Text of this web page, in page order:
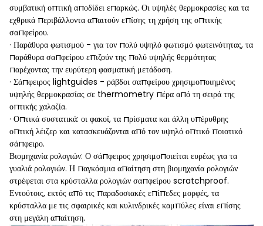
συμβατική οπτική αποδίδει επαρκώς. Οι υψηλές θερμοκρασίες και τα
εχθρικά περιβάλλοντα απαιτούν επίσης τη χρήση της οπτικής
σαπφείρου.
· Παράθυρα φωτισμού - για τον πολύ υψηλό φωτισμό φωτεινότητας, τα
παράθυρα σαπφείρου επιζούν της πολύ υψηλής θερμότητας
παρέχοντας την ευρύτερη φασματική μετάδοση.
· Σάπφειρος lightguides - ράβδοι σαπφείρου χρησιμοποιημένος
υψηλής θερμοκρασίας σε thermometry πέρα από τη σειρά της
οπτικής χαλαζία.
· Οπτικά συστατικά: οι φακοί, τα πρίσματα και άλλη υπέρυθρης
οπτική λέιζερ και κατασκευάζονται από τον υψηλό οπτικό ποιοτικό
σάπφειρο.
Βιομηχανία ρολογιών: Ο σάπφειρος χρησιμοποιείται ευρέως για τα
γυαλιά ρολογιών. Η παγκόσμια απαίτηση στη βιομηχανία ρολογιών
στρέφεται στα κρύσταλλα ρολογιών σαπφείρου scratchproof.
Εντούτοις, εκτός από τις παραδοσιακές επίπεδες μορφές, τα
κρύσταλλα με τις σφαιρικές και κυλινδρικές καμπύλες είναι επίσης
στη μεγάλη απαίτηση.